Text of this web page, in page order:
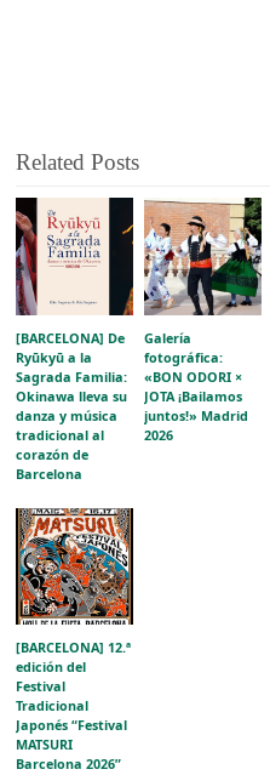
Related Posts
[BARCELONA] De
Ryūkyū a la
Sagrada Familia:
Okinawa lleva su
danza y música
tradicional al
corazón de
Barcelona
Galería
fotográfica:
«BON ODORI ×
JOTA ¡Bailamos
juntos!» Madrid
2026
[BARCELONA] 12.ª
edición del
Festival
Tradicional
Japonés “Festival
MATSURI
Barcelona 2026”